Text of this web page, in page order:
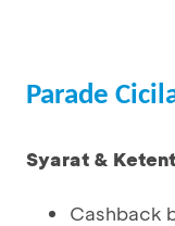
Parade
Syarat &
Cashback